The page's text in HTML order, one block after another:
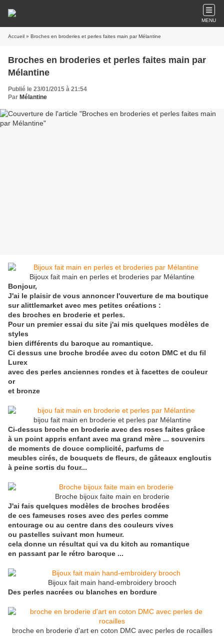
MENU
Accueil » Broches en broderies et perles faites main par Mélantine
Broches en broderies et perles faites main par
Mélantine
Publié le 23/01/2015 à 21:54
Par Mélantine
Bijoux fait main en perles et broderies par Mélantine
Bonjour,
J'ai le plaisir de vous annoncer l'ouverture de ma boutique
sur alittlemarket avec mes petites créations :
des broches en broderie et perles.
Pour un premier essai du site j'ai mis quelques modèles de
styles
bien différents du baroque au romantique.
Ci dessus une broche brodée avec du coton DMC et du fil
Lurex
avec des perles anciennes rondes et à facettes de couleur
or
et bronze
bijou fait main en broderie et perles par Mélantine
Ci-dessus broche en broderie avec des roses faites grâce
à un point appris enfant avec ma grand mère ... souvenirs
de moments de douce complicité, parfums de
meubles cirés, de bouquets de fleurs, de gâteaux engloutis
à peine sortis du four...
Broche bijoux faite main en broderie
J'ai fais quelques modèles de broches brodées
de ces fameuses roses avec des perles comme
entourage ou au centre dans des couleurs vives
ou pastelles suivant mon humeur.
cela donne un résultat qui va du kitch au romantique
en passant par le rétro baroque ...
Bijoux fait main hand-embroidery brooch
Des perles nacrées ou blanches en bordure
broche en broderie d'art en coton DMC avec perles de rocailles